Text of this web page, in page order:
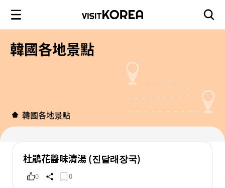
韓國各地景點
韓國各地景點
杜鵑花醬味清湯 (진달래장국)
0 0